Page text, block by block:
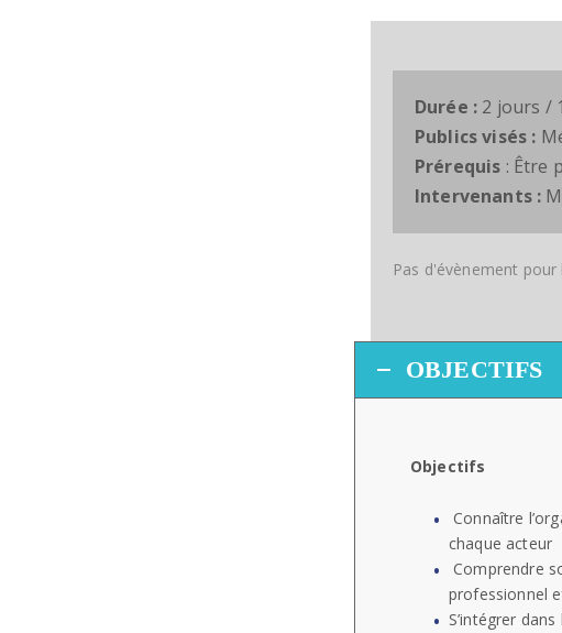
Durée : 2 jours /
Publics visés :
Prérequis : Être
Intervenants :
Pas d'évènement
OBJECTIFS
Objectifs
Connaître
chaque acteur
Comprendre
professionnel
S’intégrer